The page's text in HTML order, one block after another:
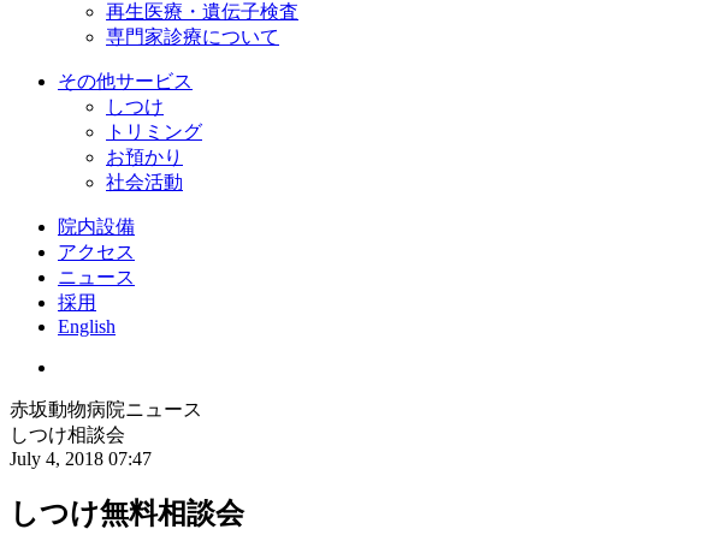
再生医療・遺伝子検査
専門家診療について
その他サービス
しつけ
トリミング
お預かり
社会活動
院内設備
アクセス
ニュース
採用
English
赤坂動物病院ニュース
しつけ相談会
July 4, 2018 07:47
しつけ無料相談会